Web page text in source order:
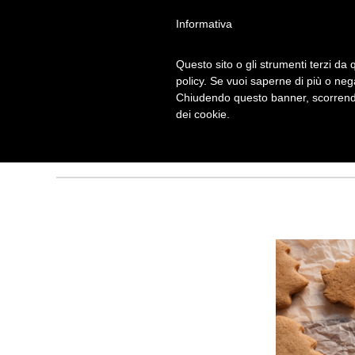
PASTA
DOLCI PATTINI
Informativa
Questo sito o gli strumenti terzi da
policy. Se vuoi saperne di più o
Chiudendo questo banner,
dei cookie.